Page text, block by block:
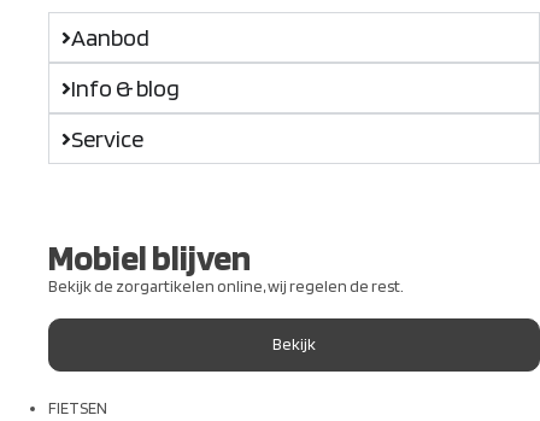
Aanbod
Info & blog
Service
Mobiel blijven
Bekijk de zorgartikelen online, wij regelen de rest.
Bekijk
FIETSEN